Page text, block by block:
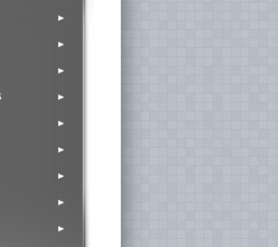
►
►
►
►
►
►
►
►
►